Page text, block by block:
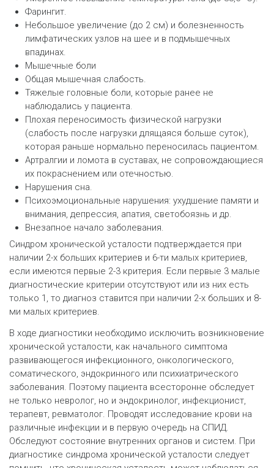
Фарингит.
Небольшое увеличение (до 2 см) и болезненность
лимфатических узлов на шее и в подмышечных
впадинах.
Мышечные боли
Общая мышечная слабость.
Тяжелые головные боли, которые ранее не
наблюдались у пациента.
Плохая переносимость физической нагрузки
(слабость после нагрузки длящаяся больше суток),
которая раньше нормально переносилась пациентом.
Артралгии и ломота в суставах, не сопровождающиеся
их покраснением или отечностью.
Нарушения сна.
Психоэмоциональные нарушения: ухудшение памяти и
внимания, депрессия, апатия, светобоязнь и др.
Внезапное начало заболевания.
Синдром хронической усталости подтверждается при
наличии 2-х больших критериев и 6-ти малых критериев,
если имеются первые 2-3 критерия. Если первые 3 малые
диагностические критерии отсутствуют или из них есть
только 1, то диагноз ставится при наличии 2-х больших и 8-
ми малых критериев.
В ходе диагностики необходимо исключить возникновение
хронической усталости, как начального симптома
развивающегося инфекционного, онкологического,
соматического, эндокринного или психиатрического
заболевания. Поэтому пациента всесторонне обследует
не только невролог, но и эндокринолог, инфекционист,
терапевт, ревматолог. Проводят исследование крови на
различные инфекции и в первую очередь на СПИД.
Обследуют состояние внутренних органов и систем. При
диагностике синдрома хронической усталости следует